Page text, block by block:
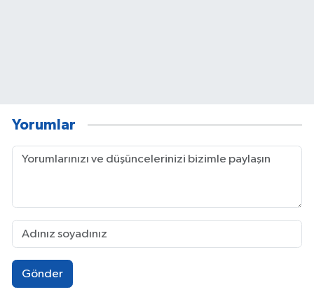
Yorumlar
Gönder